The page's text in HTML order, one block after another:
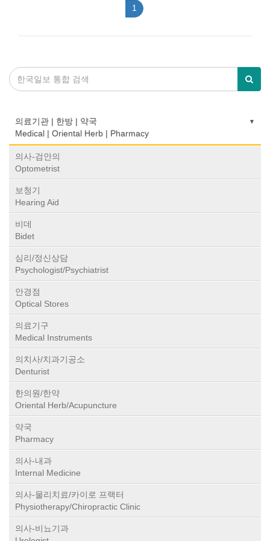
1
의료기관 | 한방 | 약국
Medical | Oriental Herb | Pharmacy
의사-검안의
Optometrist
보청기
Hearing Aid
비데
Bidet
심리/정신상담
Psychologist/Psychiatrist
안경점
Optical Stores
의료기구
Medical Instruments
의치사/치과기공소
Denturist
한의원/한약
Oriental Herb/Acupuncture
약국
Pharmacy
의사-내과
Internal Medicine
의사-물리치료/카이로 프랙터
Physiotherapy/Chiropractic Clinic
의사-비뇨기과